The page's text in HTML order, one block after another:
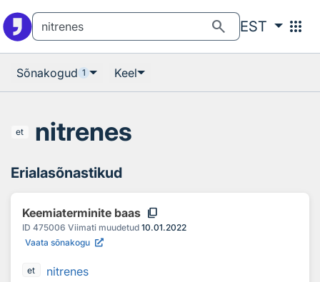
search EST apps
Sõnakogud 1 Keel
et nitrenes
Erialasõnastikud
Keemiaterminite baas content_copy
ID 475006 Viimati muudetud 10.01.2022
Vaata sõnakogu
et nitrenes